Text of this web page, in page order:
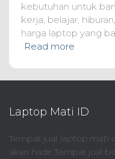
kebutuhan untuk
kerja, belajar,
harga laptop yang
Read more
Laptop Mati ID
Tempat jual laptop mati
akan hadir Tempat jual